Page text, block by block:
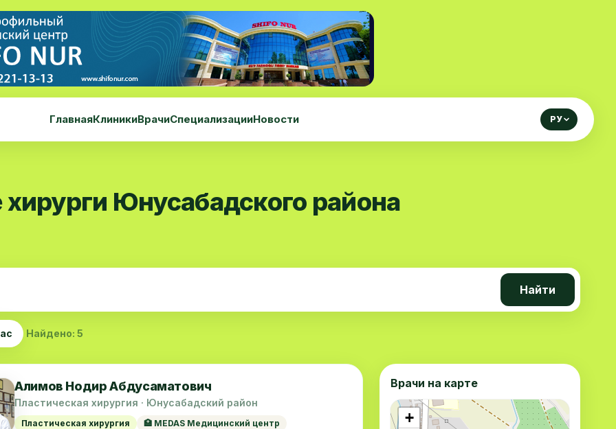
ГлавнаяКлиникиВрачиСпециализацииНовости РУ
Юнусабадского района
Найти
Найдено: 5
Алимов Нодир Абдусаматович
Пластическая хирургия · Юнусабадский район
Пластическая хирургия 🏥 MEDAS Медицинский центр
Врачи на карте
+